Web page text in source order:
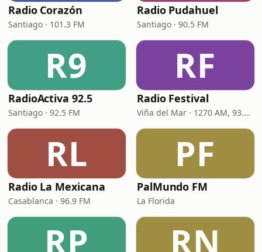
Radio Corazón
Santiago · 101.3 FM
Radio Pudahuel
Santiago · 90.5 FM
R9
RadioActiva 92.5
Santiago · 92.5 FM
RF
Radio Festival
Viña del Mar · 1270 AM, 93.7 FM
RL
Radio La Mexicana
Casablanca · 96.9 FM
PF
PalMundo FM
La Florida
RP RN